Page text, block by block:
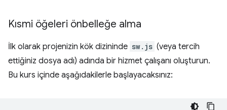
Kısmi öğeleri önbelleğe alma
İlk olarak projenizin kök dizininde sw.js (veya tercih
ettiğiniz dosya adı) adında bir hizmet çalışanı oluşturun.
Bu kurs içinde aşağıdakilerle başlayacaksınız: